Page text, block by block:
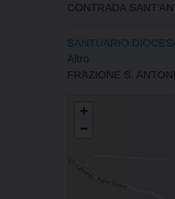
CONTRADA
SANTUARIO
Altro
FRAZIONE S.
+
−